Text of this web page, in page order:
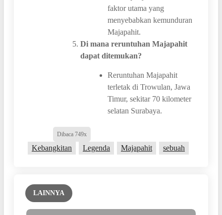
faktor utama yang
menyebabkan kemunduran
Majapahit.
Di mana reruntuhan Majapahit
dapat ditemukan?
Reruntuhan Majapahit
terletak di Trowulan, Jawa
Timur, sekitar 70 kilometer
selatan Surabaya.
Dibaca 749x
Kebangkitan Legenda Majapahit sebuah
LAINNYA